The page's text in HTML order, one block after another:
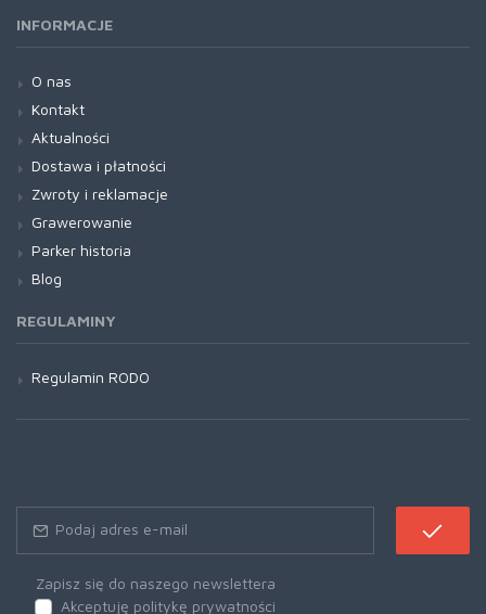
INFORMACJE
O nas
Kontakt
Aktualności
Dostawa i płatności
Zwroty i reklamacje
Grawerowanie
Parker historia
Blog
REGULAMINY
Regulamin RODO
Zapisz się do naszego newslettera
Akceptuję politykę prywatności